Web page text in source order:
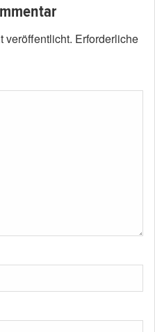
veröffentlicht. Erforderliche